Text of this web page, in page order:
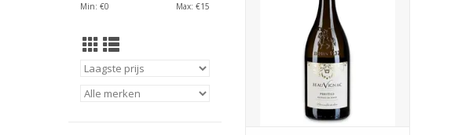
Min: €0 Max: €15
is qua stijl anders: door de 6
maanden houtrijping krijgt de
wijn een rond en romig karakter.
Rijp citrus fruit, aangename zuren
en lichte vanille toets.
TOEVOEGEN AAN WINKELWAGEN